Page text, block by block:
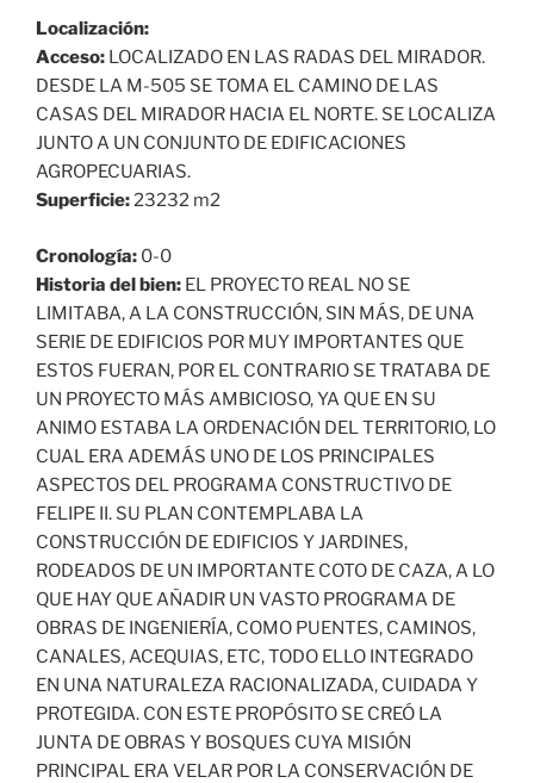
Localización:
Acceso: LOCALIZADO EN LAS RADAS DEL MIRADOR.
DESDE LA M-505 SE TOMA EL CAMINO DE LAS
CASAS DEL MIRADOR HACIA EL NORTE. SE LOCALIZA
JUNTO A UN CONJUNTO DE EDIFICACIONES
AGROPECUARIAS.
Superficie:23232 m2
Cronología: 0-0
Historia del bien: EL PROYECTO REAL NO SE
LIMITABA, A LA CONSTRUCCIÓN, SIN MÁS, DE UNA
SERIE DE EDIFICIOS POR MUY IMPORTANTES QUE
ESTOS FUERAN, POR EL CONTRARIO SE TRATABA DE
UN PROYECTO MÁS AMBICIOSO, YA QUE EN SU
ANIMO ESTABA LA ORDENACIÓN DEL TERRITORIO, LO
CUAL ERA ADEMÁS UNO DE LOS PRINCIPALES
ASPECTOS DEL PROGRAMA CONSTRUCTIVO DE
FELIPE II. SU PLAN CONTEMPLABA LA
CONSTRUCCIÓN DE EDIFICIOS Y JARDINES,
RODEADOS DE UN IMPORTANTE COTO DE CAZA, A LO
QUE HAY QUE AÑADIR UN VASTO PROGRAMA DE
OBRAS DE INGENIERÍA, COMO PUENTES, CAMINOS,
CANALES, ACEQUIAS, ETC, TODO ELLO INTEGRADO
EN UNA NATURALEZA RACIONALIZADA, CUIDADA Y
PROTEGIDA. CON ESTE PROPÓSITO SE CREÓ LA
JUNTA DE OBRAS Y BOSQUES CUYA MISIÓN
PRINCIPAL ERA VELAR POR LA CONSERVACIÓN DE